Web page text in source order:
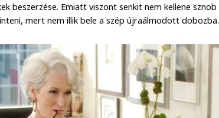
beszerzése. Emiatt viszont senkit nem kellene sznob
mert nem illik bele a szép újraálmodott dobozba.